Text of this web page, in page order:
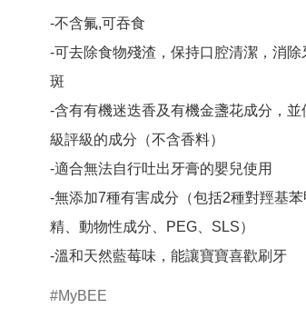
-不含氟,可吞食
-可去除食物殘渣，保持口腔清潔，消
斑
-含有有機迷迭香及有機金盞花成分，
級評級的成分（不含香料）
-適合無法自行吐出牙膏的嬰兒使用
-無添加7種有害成分（包括2種對羥基
精、動物性成分、PEG、SLS）
-溫和天然藍莓味，能讓寶寶喜歡刷牙
MyBEE